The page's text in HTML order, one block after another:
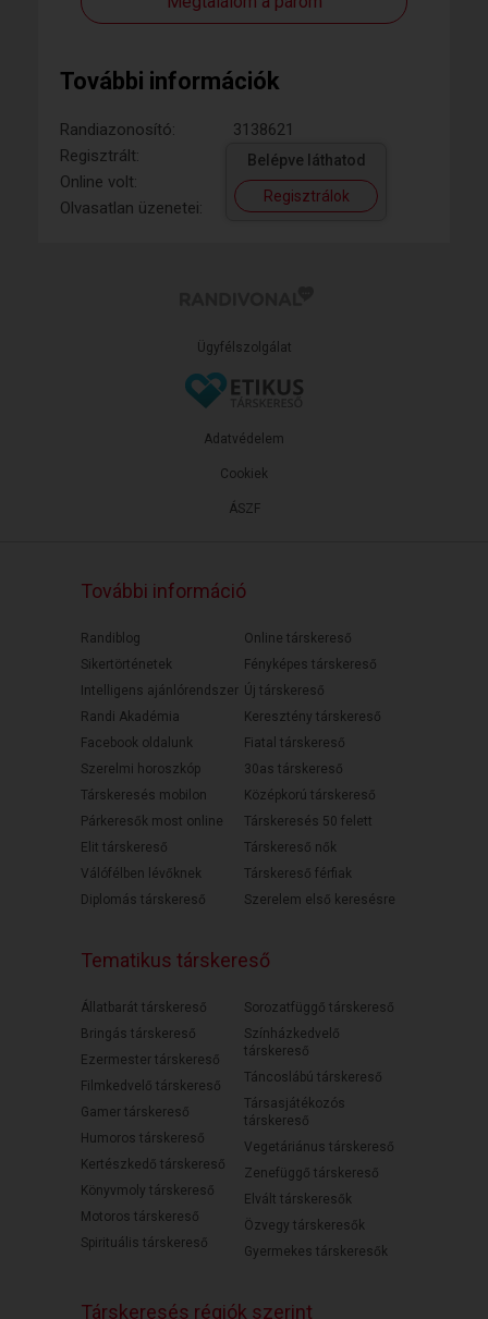
További információk
Randiazonosító:
3138621
Regisztrált:
Online volt:
Olvasatlan üzenetei:
Belépve láthatod
Regisztrálok
Ügyfélszolgálat
ÁSZF
Adatvédelem
Cookiek
További információ
Randiblog
Sikertörténetek
Intelligens ajánlórendszer
Randi Akadémia
Facebook oldalunk
Szerelmi horoszkóp
Társkeresés mobilon
Párkeresők most online
Elit társkereső
Válófélben lévőknek
Diplomás társkereső
Online társkereső
Fényképes társkereső
Új társkereső
Keresztény társkereső
Fiatal társkereső
30as társkereső
Középkorú társkereső
Társkeresés 50 felett
Társkereső nők
Társkereső férfiak
Szerelem első keresésre
Tematikus társkereső
Állatbarát társkereső
Bringás társkereső
Ezermester társkereső
Filmkedvelő társkereső
Gamer társkereső
Humoros társkereső
Kertészkedő társkereső
Könyvmoly társkereső
Motoros társkereső
Spirituális társkereső
Sorozatfüggő társkereső
Színházkedvelő
társkereső
Táncoslábú társkereső
Társasjátékozós
társkereső
Vegetáriánus társkereső
Zenefüggő társkereső
Elvált társkeresők
Özvegy társkeresők
Gyermekes társkeresők
Társkeresés régiók szerint